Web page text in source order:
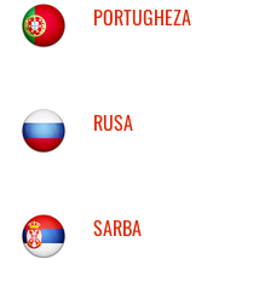
PORTUGHEZA
RUSA
SARBA